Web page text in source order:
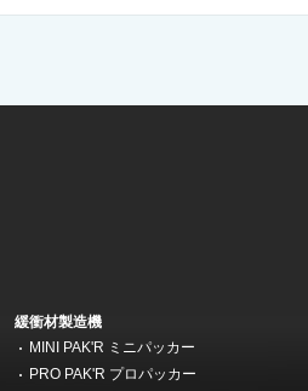
緩衝材製造機
MINI PAK'R ミニパッカー
PRO PAK'R プロパッカー